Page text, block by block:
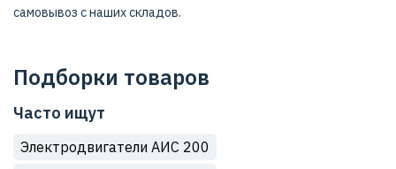
самовывоз с наших складов.
Подборки товаров
Часто ищут
Электродвигатели АИС 200